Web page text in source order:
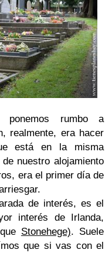
ponemos rumbo a
realmente, era hacer
está en la misma
nuestro alojamiento
era el primer día de
de interés, es el
interés de Irlanda,
Stonehege). Suele
que si vas con el